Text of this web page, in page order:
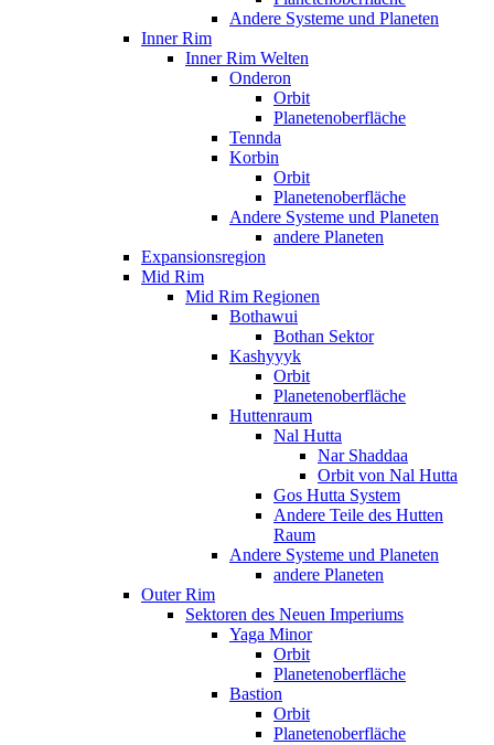
Andere Systeme und Planeten
Inner Rim
Inner Rim Welten
Onderon
Orbit
Planetenoberfläche
Tennda
Korbin
Orbit
Planetenoberfläche
Andere Systeme und Planeten
andere Planeten
Expansionsregion
Mid Rim
Mid Rim Regionen
Bothawui
Bothan Sektor
Kashyyyk
Orbit
Planetenoberfläche
Huttenraum
Nal Hutta
Nar Shaddaa
Orbit von Nal Hutta
Gos Hutta System
Andere Teile des Hutten
Raum
Andere Systeme und Planeten
andere Planeten
Outer Rim
Sektoren des Neuen Imperiums
Yaga Minor
Orbit
Planetenoberfläche
Bastion
Orbit
Planetenoberfläche